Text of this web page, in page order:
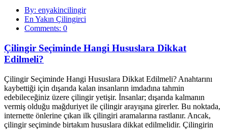
By: enyakincilingir
En Yakın Çilingirci
Comments: 0
Çilingir Seçiminde Hangi Hususlara Dikkat
Edilmeli?
Çilingir Seçiminde Hangi Hususlara Dikkat Edilmeli? Anahtarını
kaybettiği için dışarıda kalan insanların imdadına tahmin
edebileceğiniz üzere çilingir yetişir. İnsanlar; dışarıda kalmanın
vermiş olduğu mağduriyet ile çilingir arayışına girerler. Bu noktada,
internette önlerine çıkan ilk çilingiri aramalarına rastlanır. Ancak,
çilingir seçiminde birtakım hususlara dikkat edilmelidir. Çilingirin